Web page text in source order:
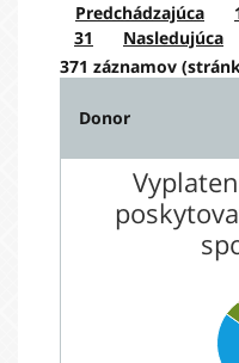
Predchádzajúca
31
Nasledujúca
371 záznamov
Donor